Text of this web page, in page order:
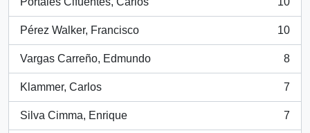
, 10 resultados
Pérez Walker, Francisco
, 10 resultados
10
Vargas Carreño, Edmundo
, 8 resultados
8
Klammer, Carlos
, 7 resultados
7
Silva Cimma, Enrique
, 7 resultados
7